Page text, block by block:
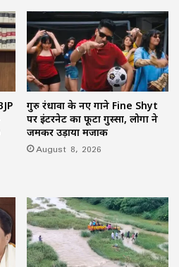
गुरु रंधावा के नए गाने Fine Shyt
पर इंटरनेट का फूटा गुस्सा, लोगों ने
जमकर उड़ाया मजाक
August 8, 2026